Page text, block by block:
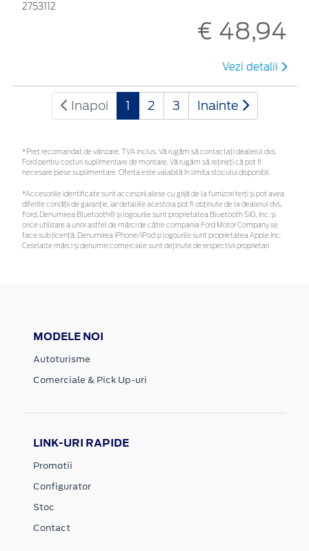
2753112
€ 48,94
Vezi detalii
Inapoi 1 2 3 Inainte
*Preţ recomandat de vânzare, TVA inclus. Vă rugăm să contactaţi dealerul dvs.
Ford pentru costuri suplimentare de montare. Vă rugăm să rețineți că pot fi
necesare piese suplimentare. Oferta este valabilă în limita stocului disponibil.
*Accesoriile identificate sunt accesorii alese cu grijă de la furnizori terți și pot avea
diferite condiții de garanție, iar detaliile acestora pot fi obținute de la dealerul dvs.
Ford. Denumirea Bluetooth® și logourile sunt proprietatea Bluetooth SIG, Inc. și
orice utilizare a unor astfel de mărci de către compania Ford Motor Company se
face sub licență. Denumirea iPhone/iPod și logourile sunt proprietatea Apple Inc.
Celelalte mărci și denumiri comerciale sunt deținute de respectivii proprietari
MODELE NOI
Autoturisme
Comerciale & Pick Up-uri
LINK-URI RAPIDE
Promotii
Configurator
Stoc
Contact